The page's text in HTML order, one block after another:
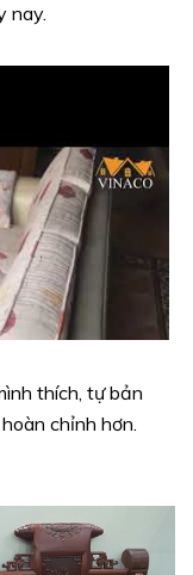
nay.
thích, tự bản
chỉnh hơn.